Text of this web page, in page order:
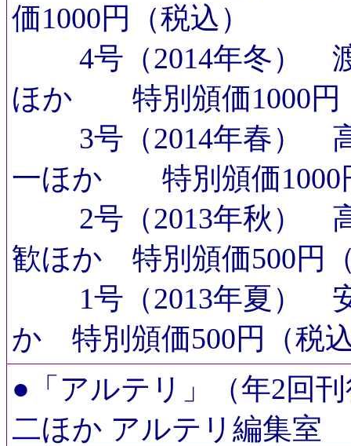
価1000円（税込）
4号（2014年冬） 渡
ほか 特別頒価1000円
3号（2014年春） 高
一ほか 特別頒価1000
2号（2013年秋） 高
歓ほか 特別頒価500円
1号（2013年夏） 安
か 特別頒価
● 「アルテリ」（年2回
二ほか アルテリ編集室